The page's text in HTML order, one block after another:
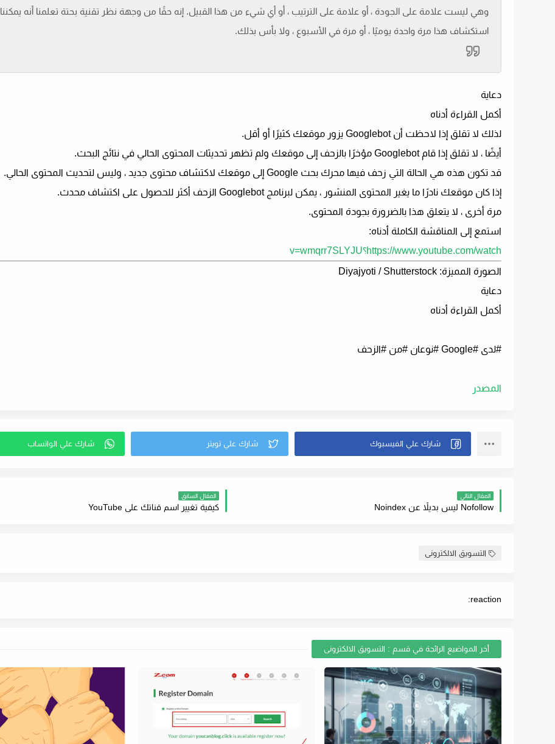
وهي ليست علامة على الجودة ، أو علامة على الترتيب ، أو أي شيء من هذا القبيل. إنه حقًا من وجهة نظر تقنية بحتة تعلمنا أنه يمكننا
استكشاف هذا مرة واحدة يوميًا ، أو مرة في الأسبوع ، ولا بأس بذلك.
دعاية
أكمل القراءة أدناه
لذلك لا تقلق إذا لاحظت أن Googlebot يزور موقعك كثيرًا أو أقل.
أيضًا ، لا تقلق إذا قام Googlebot مؤخرًا بالزحف إلى موقعك ولم تظهر تحديثات المحتوى الحالي في نتائج البحث.
قد تكون هذه هي الحالة التي زحف فيها محرك بحث Google إلى موقعك لاكتشاف محتوى جديد ، وليس لتحديث المحتوى الحالي.
إذا كان موقعك نادرًا ما يغير المحتوى المنشور ، يمكن لبرنامج Googlebot الزحف أكثر للحصول على اكتشاف محدث.
مرة أخرى ، لا يتعلق هذا بالضرورة بجودة المحتوى.
استمع إلى المناقشة الكاملة أدناه:
https://www.youtube.com/watch؟v=wmqrr7SLYJU
الصورة المميزة: Diyajyoti / Shutterstock
دعاية
أكمل القراءة أدناه
#لدى #Google #نوعان #من #الزحف
المصدر
المقال التالي
Nofollow ليس بديلاً عن Noindex
المقال السابق
كيفية تغيير اسم قناتك على YouTube
التسويق الالكترونى
reaction:
أخر المواضيع الرائجة في قسم : التسويق الالكترونى